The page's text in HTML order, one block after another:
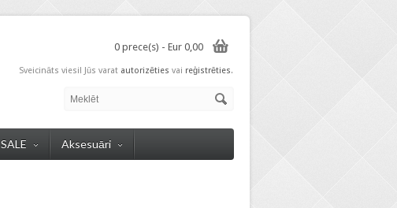
Sveicināts viesi! Jūs varat autorizēties vai reģistrēties.
0 prece(s) - Eur 0,00
SALE Aksesuāri